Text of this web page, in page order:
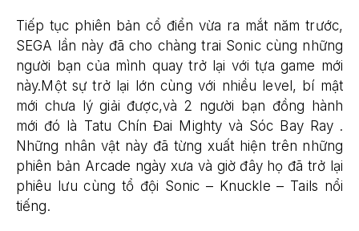
Tiếp tục phiên bản cổ điển vừa ra mắt năm trước,
SEGA lần này đã cho chàng trai Sonic cùng những
người bạn của mình quay trở lại với tựa game mới
này.Một sự trở lại lớn cùng với nhiều level, bí mật
mới chưa lý giải được,và 2 người bạn đồng hành
mới đó là Tatu Chín Đai Mighty và Sóc Bay Ray .
Những nhân vật này đã từng xuất hiện trên những
phiên bản Arcade ngày xưa và giờ đây họ đã trở lại
phiêu lưu cùng tổ đội Sonic – Knuckle – Tails nổi
tiếng.